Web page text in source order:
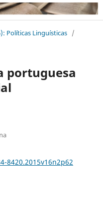
Políticas Linguísticas /
portuguesa
8420.2015v16n2p62